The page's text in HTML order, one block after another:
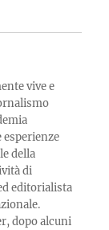
vive e
esperienze
della
di
editorialista
dopo alcuni